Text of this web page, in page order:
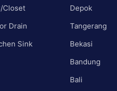
Closet
Drain
Sink
Depok
Tangerang
Bekasi
Bandung
Bali